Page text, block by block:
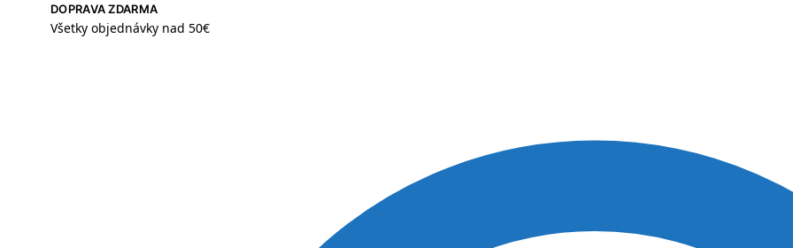
DOPRAVA ZDARMA
Všetky objednávky nad 50€